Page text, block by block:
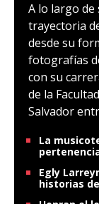
A lo largo de
trayectoria
desde su
fotografías
con su
de la
Salvador
La
Egly
historias